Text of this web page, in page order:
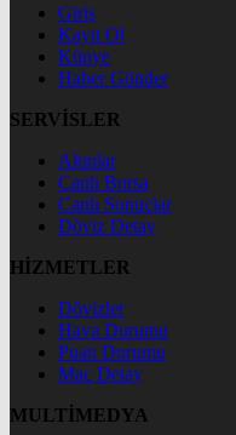
Giriş
Kayıt Ol
Künye
Haber Gönder
SERVİSLER
Altınlar
Canlı Borsa
Canlı Sonuçlar
Döviz Detay
HİZMETLER
Dövizler
Hava Durumu
Puan Durumu
Maç Detay
MULTİMEDYA